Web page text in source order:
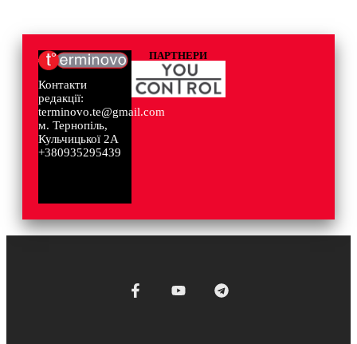
Контакти
редакції:
terminovo.te@gmail.com
м. Тернопіль,
Кульчицької 2А
+380935295439
ПАРТНЕРИ